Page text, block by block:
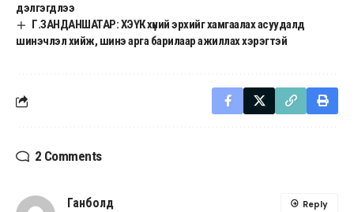
дэлгэгдлээ
Г.ЗАНДАНШАТАР: ХЭҮК хүний эрхийг хамгаалах асуудалд
шинэчлэл хийж, шинэ арга барилаар ажиллах хэрэгтэй
2 Comments
Ганболд Reply